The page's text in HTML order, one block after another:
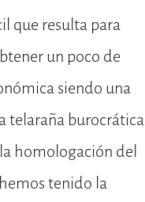
que resulta para
un poco de
siendo una
telaraña burocrática
homologación del
tenido la